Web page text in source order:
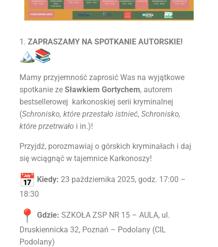
1. ZAPRASZAMY NA SPOTKANIE AUTORSKIE!
Mamy przyjemność zaprosić Was na wyjątkowe
spotkanie ze Sławkiem Gortychem, autorem
bestsellerowej karkonoskiej serii kryminalnej
(Schronisko, które przestało istnieć, Schronisko,
które przetrwało i in.)!
Przyjdź, porozmawiaj o górskich kryminałach i daj
się wciągnąć w tajemnice Karkonoszy!
Kiedy: 23 października 2025, godz. 17:00 –
18:30
Gdzie: SZKOŁA ZSP NR 15 – AULA, ul.
Druskiennicka 32, Poznań – Podolany (CIL
Podolany)